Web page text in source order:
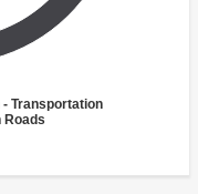
Transportation
Roads